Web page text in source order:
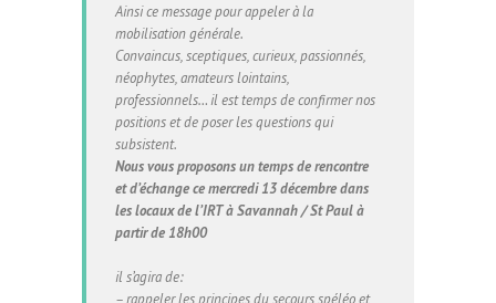
Ainsi ce message pour appeler à la
mobilisation générale.
Convaincus, sceptiques, curieux, passionnés,
néophytes, amateurs lointains,
professionnels… il est temps de confirmer nos
positions et de poser les questions qui
subsistent.
Nous vous proposons un temps de rencontre
et d’échange ce mercredi 13 décembre dans
les locaux de l’IRT à Savannah / St Paul à
partir de 18h00
il s’agira de:
– rappeler les principes du secours spéléo et